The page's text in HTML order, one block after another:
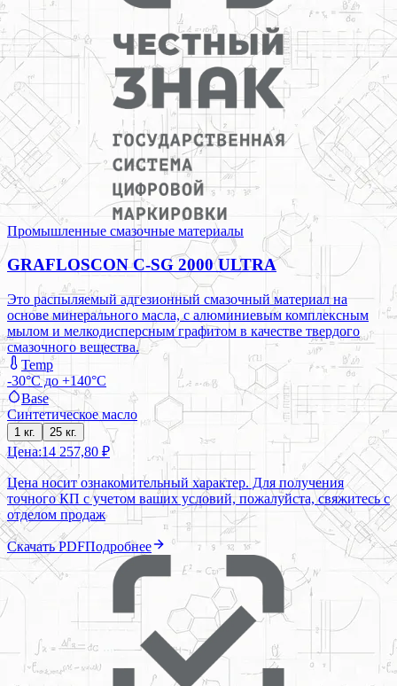
Промышленные смазочные материалы
GRAFLOSCON C-SG 2000 ULTRA
Это распыляемый адгезионный смазочный материал на
основе минерального масла, с алюминиевым комплексным
мылом и мелкодисперсным графитом в качестве твердого
смазочного вещества.
Temp
-30°C до +140°C
Base
Синтетическое масло
1 кг. 25 кг.
Цена:14 257,80 ₽
Цена носит ознакомительный характер. Для получения
точного КП с учетом ваших условий, пожалуйста, свяжитесь с
отделом продаж
Скачать PDFПодробнее